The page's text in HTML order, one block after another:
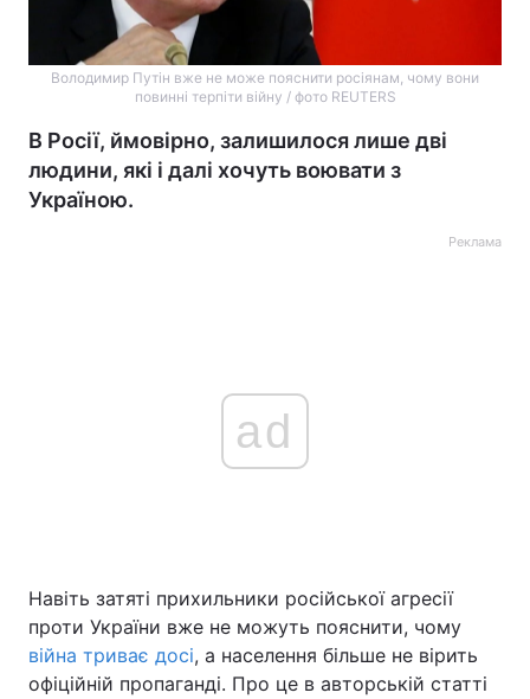
Україна Політика
Економіка Світ
Володимир Путін вже не може пояснити росіянам, чому вони
повинні терпіти війну / фото REUTERS
В Росії, ймовірно, залишилося лише дві
людини, які і далі хочуть воювати з
Україною.
Реклама
ad
Навіть затяті прихильники російської агресії
проти України вже не можуть пояснити, чому
війна триває досі, а населення більше не вірить
офіційній пропаганді. Про це в авторській статті